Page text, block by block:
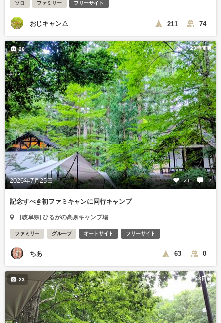
ソロ ファミリー フリーサイト
おじキャン△ 211 74
23時間前
2026年7月25日 21 2
26
記念すべき初ファミキャンに同行キャンプ
[岐阜県] ひるがの高原キャンプ場
ファミリー グループ オートサイト フリーサイト
ちあ 63 0
3日前
23